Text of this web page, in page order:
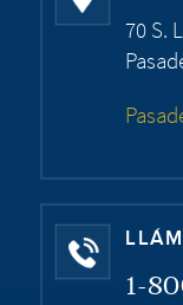
70 S.
1-